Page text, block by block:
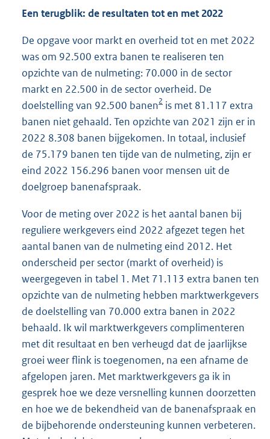
Een terugblik: de resultaten tot en met 2022
De opgave voor markt en overheid tot en met 2022
was om 92.500 extra banen te realiseren ten
opzichte van de nulmeting: 70.000 in de sector
markt en 22.500 in de sector overheid. De
doelstelling van 92.500 banen2 is met 81.117 extra
banen niet gehaald. Ten opzichte van 2021 zijn er in
2022 8.308 banen bijgekomen. In totaal, inclusief
de 75.179 banen ten tijde van de nulmeting, zijn er
eind 2022 156.296 banen voor mensen uit de
doelgroep banenafspraak.
Voor de meting over 2022 is het aantal banen bij
reguliere werkgevers eind 2022 afgezet tegen het
aantal banen van de nulmeting eind 2012. Het
onderscheid per sector (markt of overheid) is
weergegeven in tabel 1. Met 71.113 extra banen ten
opzichte van de nulmeting hebben marktwerkgevers
de doelstelling van 70.000 extra banen in 2022
behaald. Ik wil marktwerkgevers complimenteren
met dit resultaat en ben verheugd dat de jaarlijkse
groei weer flink is toegenomen, na een afname de
afgelopen jaren. Met marktwerkgevers ga ik in
gesprek hoe we deze versnelling kunnen doorzetten
en hoe we de bekendheid van de banenafspraak en
de bijbehorende ondersteuning kunnen verbeteren.